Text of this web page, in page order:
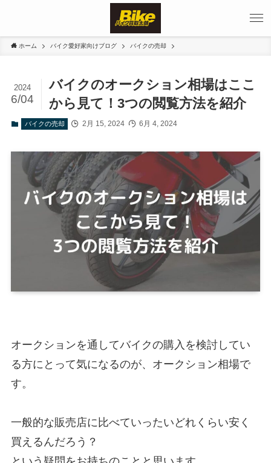
ホーム バイク愛好家向けブログ バイクの売却
バイクのオークション相場はここ
から見て！3つの閲覧方法を紹介
2024
6/04
バイクの売却 2月 15, 2024 6月 4, 2024
オークションを通してバイクの購入を検討してい
る方にとって気になるのが、オークション相場で
す。
一般的な販売店に比べていったいどれくらい安く
買えるんだろう？